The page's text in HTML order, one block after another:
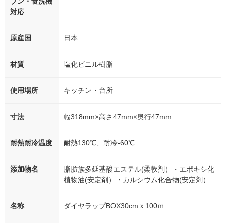
対応
原産国 日本
材質 塩化ビニル樹脂
使用場所 キッチン・台所
寸法 幅318mm×高さ47mm×奥行47mm
耐熱耐冷温度 耐熱130℃、耐冷-60℃
添加物名
脂肪族多延基酸エステル(柔軟剤）・エポキシ化
植物油(安定剤）・カルシウム化合物(安定剤）
名称 ダイヤラップBOX30cmｘ100ｍ